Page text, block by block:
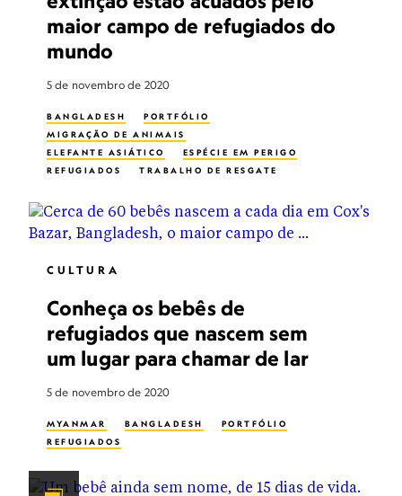
maior campo de refugiados do
mundo
5 de novembro de 2020
BANGLADESH
PORTFÓLIO
MIGRAÇÃO DE ANIMAIS
ELEFANTE ASIÁTICO
ESPÉCIE EM PERIGO
REFUGIADOS
TRABALHO DE RESGATE
CULTURA
Conheça os bebês de
refugiados que nascem sem
um lugar para chamar de lar
5 de novembro de 2020
MYANMAR BANGLADESH
PORTFÓLIO
REFUGIADOS